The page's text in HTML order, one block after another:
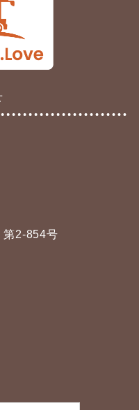
2-854号